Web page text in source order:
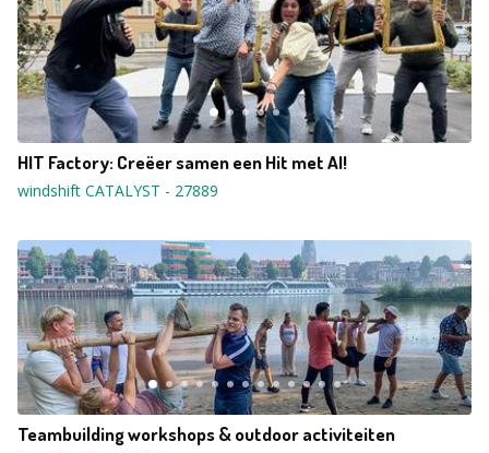
HIT Factory: Creëer samen een Hit met AI!
windshift CATALYST - 27889
Teambuilding workshops & outdoor activiteiten